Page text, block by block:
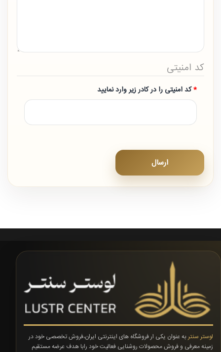
کد امنیتی
کد امنیتی را در کادر زیر وارد نمایید
لوستر سنتربه عنوان یکی ار فروشگاه های اینترنتی ایران،فروش تخصصی خود در
زمینه معرفی و فروش محصولات روشنایی فعالیت خود رابا هدف عرضه مستقیم